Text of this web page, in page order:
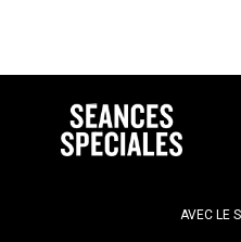
AVEC LE